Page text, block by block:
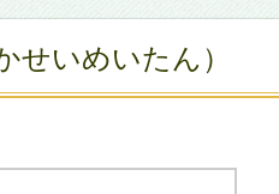
せいめいたん）